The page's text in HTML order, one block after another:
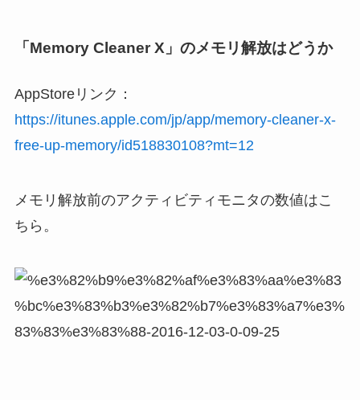
「Memory Cleaner X」のメモリ解放はどうか
AppStoreリンク：
https://itunes.apple.com/jp/app/memory-cleaner-x-
free-up-memory/id518830108?mt=12
メモリ解放前のアクティビティモニタの数値はこ
ちら。